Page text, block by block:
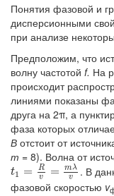
Понятия фазовой и
дисперсионными
при анализе
Предположим, что
волну частотой f. На
происходит
линиями показаны
друга на 2π, а
фаза которых
В отстоит от
т = 8). Волна от
t1 =
R
v
= mλ
v
t1 =R =m λv . В
фазовой скоростью v